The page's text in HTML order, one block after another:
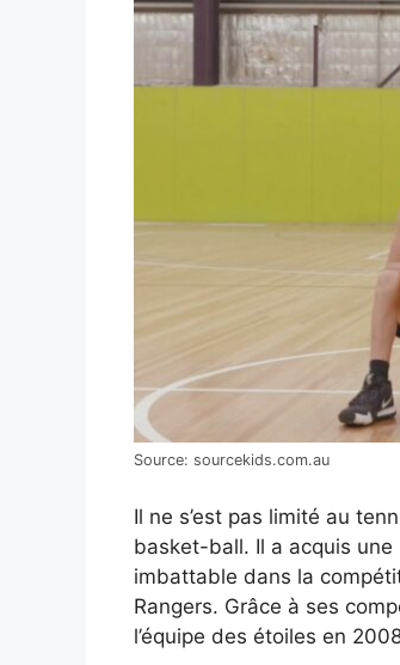
Source: sourcekids.com.au
Il ne s’est pas limité au
basket-ball. Il a acquis
imbattable dans la
Rangers. Grâce à ses
l’équipe des étoiles en